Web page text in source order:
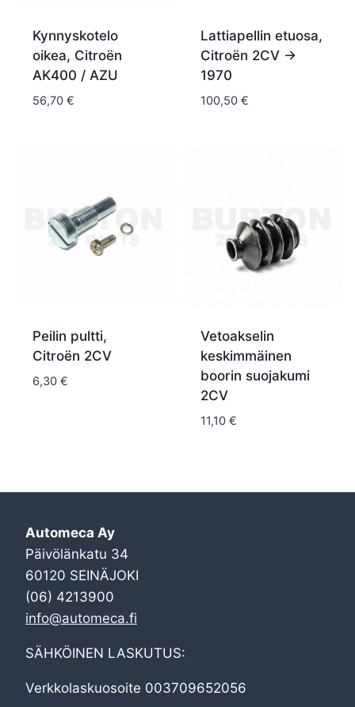
Kynnyskotelo
oikea, Citroën
AK400 / AZU
56,70 €
Lattiapellin etuosa,
Citroën 2CV ->
1970
100,50 €
Peilin pultti,
Citroën 2CV
6,30 €
Vetoakselin
keskimmäinen
boorin suojakumi
2CV
11,10 €
Automeca Ay
Päivölänkatu 34
60120 SEINÄJOKI
(06) 4213900
info@automeca.fi
SÄHKÖINEN LASKUTUS:
Verkkolaskuosoite 003709652056